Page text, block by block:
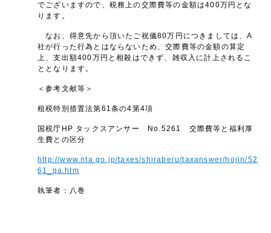
でございますので、税務上の交際費等の金額は400万円とな
ります。
なお、得意先から頂いたご祝儀80万円につきましては、A
社が行った行為とはならないため、交際費等の金額の算定
上、支出額400万円と相殺はできず、雑収入に計上されるこ
ととなります。
＜参考文献等＞
租税特別措置法第61条の4第4項
国税庁HP タックスアンサー No.5261 交際費等と福利厚
生費との区分
http://www.nta.go.jp/taxes/shiraberu/taxanswer/hojin/52
61_qa.htm
執筆者：八巻